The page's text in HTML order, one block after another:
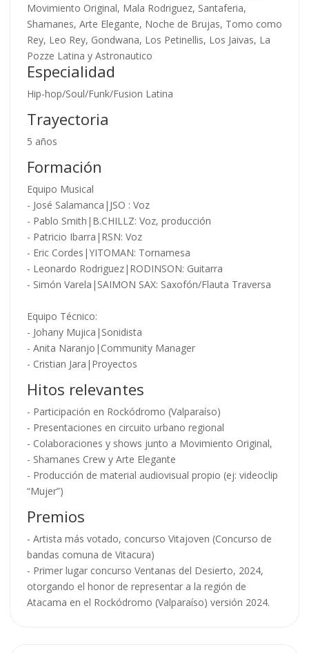
Movimiento Original, Mala Rodriguez, Santaferia,
Shamanes, Arte Elegante, Noche de Brujas, Tomo como
Rey, Leo Rey, Gondwana, Los Petinellis, Los Jaivas, La
Pozze Latina y Astronautico
Especialidad
Hip-hop/Soul/Funk/Fusion Latina
Trayectoria
5 años
Formación
Equipo Musical
- José Salamanca|JSO : Voz
- Pablo Smith|B.CHILLZ: Voz, producción
- Patricio Ibarra|RSN: Voz
- Eric Cordes|YITOMAN: Tornamesa
- Leonardo Rodriguez|RODINSON: Guitarra
- Simón Varela|SAIMON SAX: Saxofón/Flauta Traversa
Equipo Técnico:
- Johany Mujica|Sonidista
- Anita Naranjo|Community Manager
- Cristian Jara|Proyectos
Hitos relevantes
- Participación en Rockódromo (Valparaíso)
- Presentaciones en circuito urbano regional
- Colaboraciones y shows junto a Movimiento Original,
- Shamanes Crew y Arte Elegante
- Producción de material audiovisual propio (ej: videoclip
“Mujer”)
Premios
- Artista más votado, concurso Vitajoven (Concurso de
bandas comuna de Vitacura)
- Primer lugar concurso Ventanas del Desierto, 2024,
otorgando el honor de representar a la región de
Atacama en el Rockódromo (Valparaíso) versión 2024.